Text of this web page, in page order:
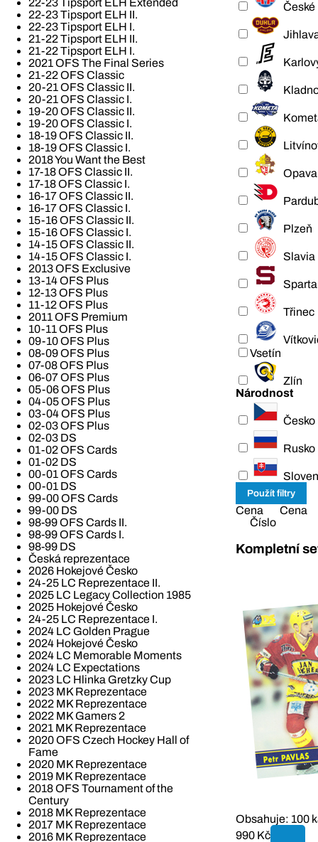
22-23 Tipsport ELH Extended
22-23 Tipsport ELH II.
22-23 Tipsport ELH I.
21-22 Tipsport ELH II.
21-22 Tipsport ELH I.
2021 OFS The Final Series
21-22 OFS Classic
20-21 OFS Classic II.
20-21 OFS Classic I.
19-20 OFS Classic II.
19-20 OFS Classic I.
18-19 OFS Classic II.
18-19 OFS Classic I.
2018 You Want the Best
17-18 OFS Classic II.
17-18 OFS Classic I.
16-17 OFS Classic II.
16-17 OFS Classic I.
15-16 OFS Classic II.
15-16 OFS Classic I.
14-15 OFS Classic II.
14-15 OFS Classic I.
2013 OFS Exclusive
13-14 OFS Plus
12-13 OFS Plus
11-12 OFS Plus
2011 OFS Premium
10-11 OFS Plus
09-10 OFS Plus
08-09 OFS Plus
07-08 OFS Plus
06-07 OFS Plus
05-06 OFS Plus
04-05 OFS Plus
03-04 OFS Plus
02-03 OFS Plus
02-03 DS
01-02 OFS Cards
01-02 DS
00-01 OFS Cards
00-01 DS
99-00 OFS Cards
99-00 DS
98-99 OFS Cards II.
98-99 OFS Cards I.
98-99 DS
Česká reprezentace
2026 Hokejové Česko
24-25 LC Reprezentace II.
2025 LC Legacy Collection 1985
2025 Hokejové Česko
24-25 LC Reprezentace I.
2024 LC Golden Prague
2024 Hokejové Česko
2024 LC Memorable Moments
2024 LC Expectations
2023 LC Hlinka Gretzky Cup
2023 MK Reprezentace
2022 MK Reprezentace
2022 MK Gamers 2
2021 MK Reprezentace
2020 OFS Czech Hockey Hall of
Fame
2020 MK Reprezentace
2019 MK Reprezentace
2018 OFS Tournament of the
Century
2018 MK Reprezentace
2017 MK Reprezentace
2016 MK Reprezentace
České
Opava
Plzeň
Slavia
Třinec
Vsetín
Zlín
Národnost
Česko
Rusko
Cena
Cena
Číslo
Kompletní
Obsahuje: 100
990 Kč